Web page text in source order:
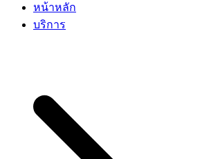
เกศา คลินิก – kesa hair clinic
kesa hair ปลูกผม ปลูกคิ้ว รักษาผมร่วง ผมบาง
หน้าหลัก
บริการ